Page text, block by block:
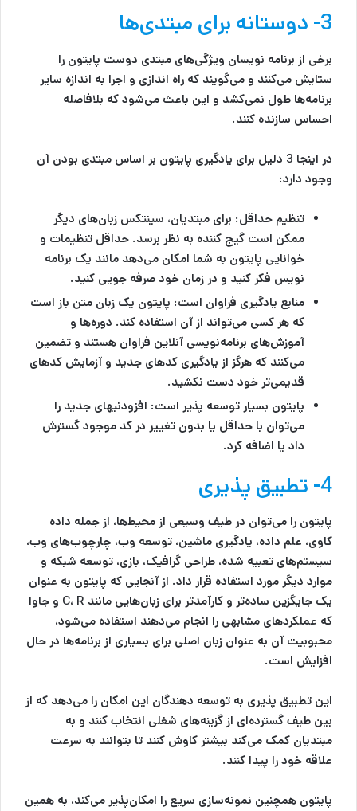
3- دوستانه برای مبتدی‌ها
برخی از برنامه نویسان ویژگی‌های مبتدی دوست پایتون را
ستایش می‌کنند و می‌گویند که راه اندازی و اجرا به اندازه سایر
برنامه‌ها طول نمی‌کشد و این باعث می‌شود که بلافاصله
احساس سازنده کنند.
در اینجا 3 دلیل برای یادگیری پایتون بر اساس مبتدی بودن آن
وجود دارد:
تنظیم حداقل: برای مبتدیان، سینتکس زبان‌های دیگر
ممکن است گیج کننده به نظر برسد. حداقل تنظیمات و
خوانایی پایتون به شما امکان می‌دهد مانند یک برنامه
نویس فکر کنید و در زمان خود صرفه جویی کنید.
منابع یادگیری فراوان است: پایتون یک زبان متن باز است
که هر کسی می‌تواند از آن استفاده کند. دوره‌ها و
آموزش‌های برنامه‌نویسی آنلاین فراوان هستند و تضمین
می‌کنند که هرگز از یادگیری کدهای جدید و آزمایش کدهای
قدیمی‌تر خود دست نکشید.
پایتون بسیار توسعه پذیر است:
افزودنی‎های جدید را
می‌توان با حداقل یا بدون تغییر در کد موجود گسترش
داد یا اضافه کرد.
4- تطبیق پذیری
پایتون را می‌توان در طیف وسیعی از محیط‌ها، از جمله داده
کاوی، علم داده، یادگیری ماشین، توسعه وب، چارچوب‌های وب،
سیستم‌های تعبیه شده، طراحی گرافیک، بازی، توسعه شبکه و
موارد دیگر مورد استفاده قرار داد. از آنجایی که پایتون به عنوان
یک جایگزین ساده‌تر و کارآمدتر برای زبان‌هایی مانند C، R و جاوا
که عملکردهای مشابهی را انجام می‌دهند استفاده می‌شود،
محبوبیت آن به عنوان زبان اصلی برای بسیاری از برنامه‌ها در حال
افزایش است.
این تطبیق پذیری به توسعه دهندگان این امکان را می‌دهد که از
بین طیف گسترده‌ای از گزینه‌های شغلی انتخاب کنند و به
مبتدیان کمک می‌کند بیشتر کاوش کنند تا بتوانند به سرعت
علاقه خود را پیدا کنند.
پایتون همچنین نمونه‌سازی سریع را امکان‌پذیر می‌کند، به همین